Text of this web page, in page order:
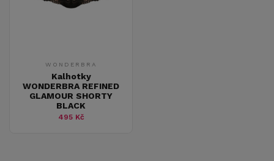
WONDERBRA
Kalhotky
WONDERBRA REFINED
GLAMOUR SHORTY
BLACK
495 Kč